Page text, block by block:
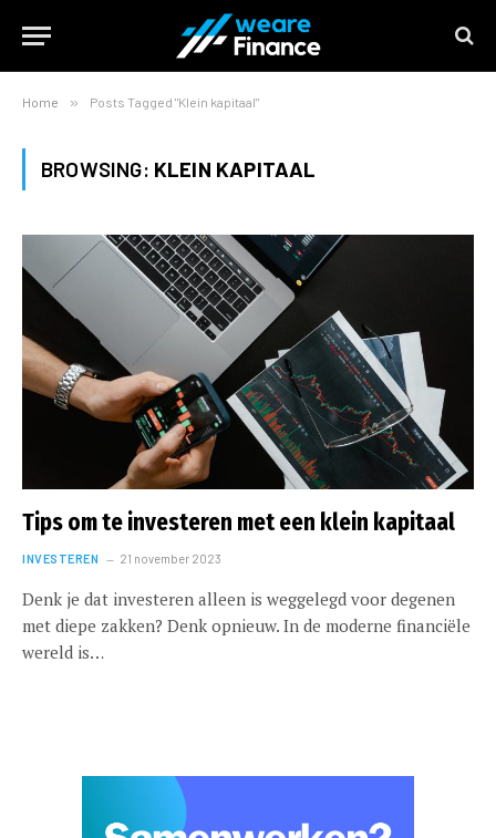
Home » Posts Tagged "Klein kapitaal"
BROWSING: KLEIN KAPITAAL
Tips om te investeren met een klein kapitaal
INVESTEREN 21 november 2023
Denk je dat investeren alleen is weggelegd voor degenen
met diepe zakken? Denk opnieuw. In de moderne financiële
wereld is…